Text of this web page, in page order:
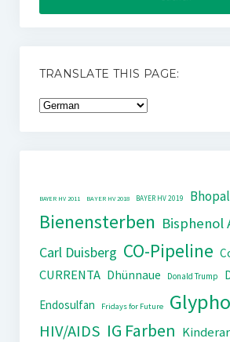
TRANSLATE THIS PAGE:
BAYER HV 2011 BAYER HV 2018 BAYER HV 2019 Bhopal
Bienensterben Bisphenol
Carl Duisberg CO-Pipeline
CURRENTA Dhünnaue Donald Trump
Endosulfan
Fridays for Future
HIV/AIDS IG Farben